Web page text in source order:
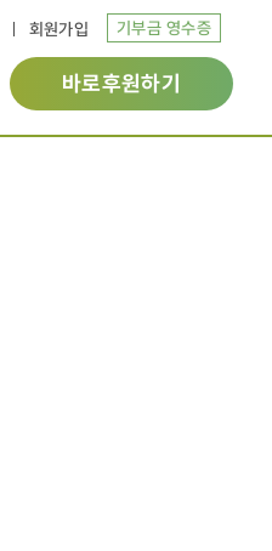
회원가입 기부금 영수증
바로후원하기